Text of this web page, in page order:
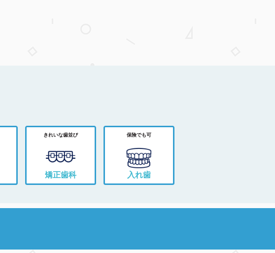
きれいな歯並び
矯正歯科
保険でも可
入れ歯